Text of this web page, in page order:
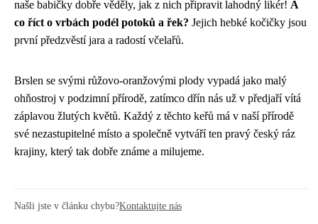
naše babičky dobře věděly, jak z nich připravit lahodný likér! A
co říct o vrbách podél potoků a řek? Jejich hebké kočičky jsou
první předzvěstí jara a radostí včelařů.
Brslen se svými růžovo-oranžovými plody vypadá jako malý
ohňostroj v podzimní přírodě, zatímco dřín nás už v předjaří vítá
záplavou žlutých květů. Každý z těchto keřů má v naší přírodě
své nezastupitelné místo a společně vytváří ten pravý český ráz
krajiny, který tak dobře známe a milujeme.
Našli jste v článku chybu?Kontaktujte nás